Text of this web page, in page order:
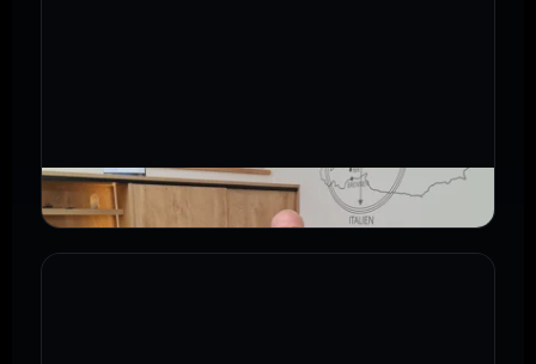
› Ausbilder über Salestastic